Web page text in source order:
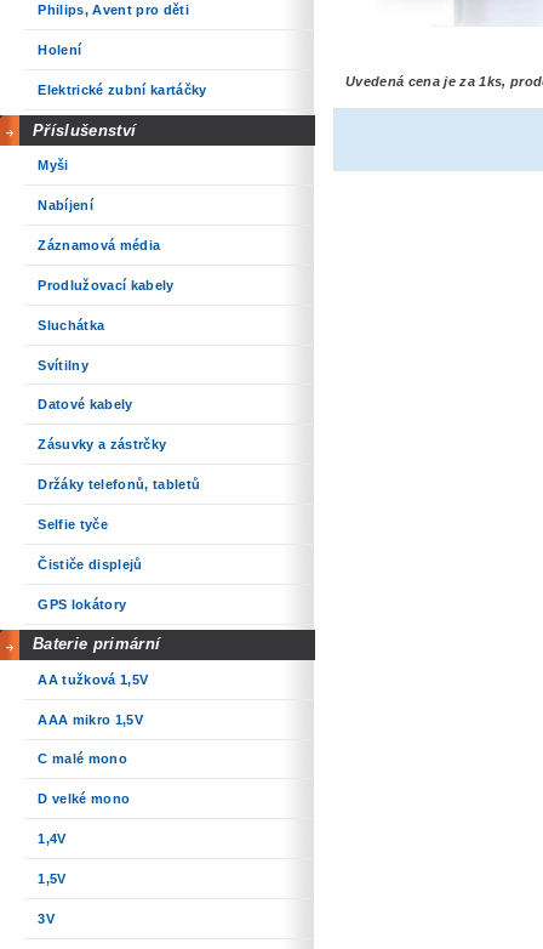
Philips, Avent pro děti
Holení
Elektrické zubní kartáčky
Příslušenství
Myši
Nabíjení
Záznamová média
Prodlužovací kabely
Sluchátka
Svítilny
Datové kabely
Zásuvky a zástrčky
Držáky telefonů, tabletů
Selfie tyče
Čističe displejů
GPS lokátory
Baterie primární
AA tužková 1,5V
AAA mikro 1,5V
C malé mono
D velké mono
1,4V
1,5V
3V
Uvedená cena je za 1ks,